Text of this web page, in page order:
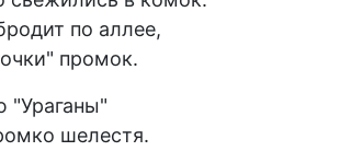
по аллее,
промок.
"Ураганы"
шелестя.